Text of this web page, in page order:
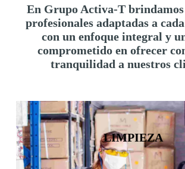
En Grupo Activa-T brindamos
profesionales adaptadas a
con un enfoque integral y
comprometido en ofrecer
tranquilidad a nuestros
LIMPIEZA